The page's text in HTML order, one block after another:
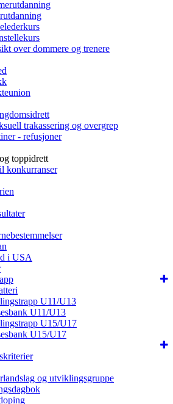
over dommere og trenere
trakassering og overgrep
- refusjoner
toppidrett
konkurranser
i USA
U11/U13
U11/U13
U15/U17
U15/U17
og utviklingsgruppe